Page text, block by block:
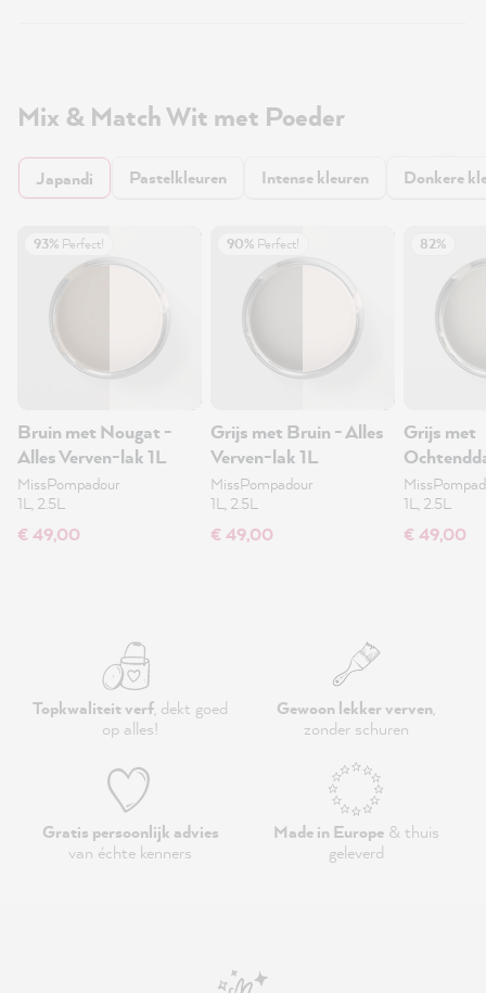
Mix & Match Wit met Poeder
Japandi Pastelkleuren Intense kleuren Donkere
93% Perfect!
Bruin met Nougat -
Alles Verven-lak 1L
MissPompadour
1L, 2.5L
€ 49,00
90% Perfect!
Grijs met Bruin - Alles
Verven-lak 1L
MissPompadour
1L, 2.5L
€ 49,00
82%
Grijs met
Verven-
1L, 2.5L
€ 49,00
Topkwaliteit verf, dekt goed
op alles!
Gewoon lekker verven,
zonder schuren
Gratis persoonlijk advies
van échte kenners
Made in Europe& thuis
geleverd